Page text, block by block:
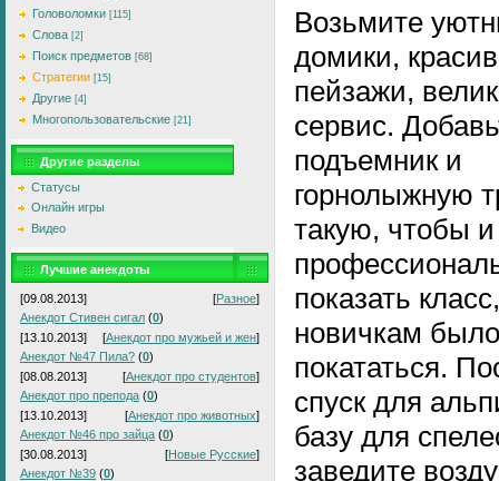
Головоломки [115]
Слова [2]
Поиск предметов [68]
Стратегии [15]
Другие [4]
Многопользовательские [21]
Другие разделы
Статусы
Онлайн игры
Видео
Лучшие анекдоты
[09.08.2013] [Разное]
Анекдот Стивен сигал (0)
[13.10.2013]
[Анекдот про мужьей и жен]
Анекдот №47 Пила? (0)
[08.08.2013]
[Анекдот про студентов]
Анекдот про препода (0)
[13.10.2013]
[Анекдот про животных]
Анекдот №46 про зайца (0)
[30.08.2013]
[Новые Русские]
Анекдот №39 (0)
Возьмите
домики,
пейзажи,
сервис.
подъемник и
горнолыжную
такую, чтобы и
показать
новичкам
покататься.
спуск для
базу для
заведите